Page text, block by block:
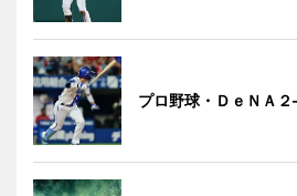
プロ野球・ＤｅＮＡ